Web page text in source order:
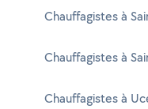
Chauffagistes à
Chauffagistes à
Chauffagistes à